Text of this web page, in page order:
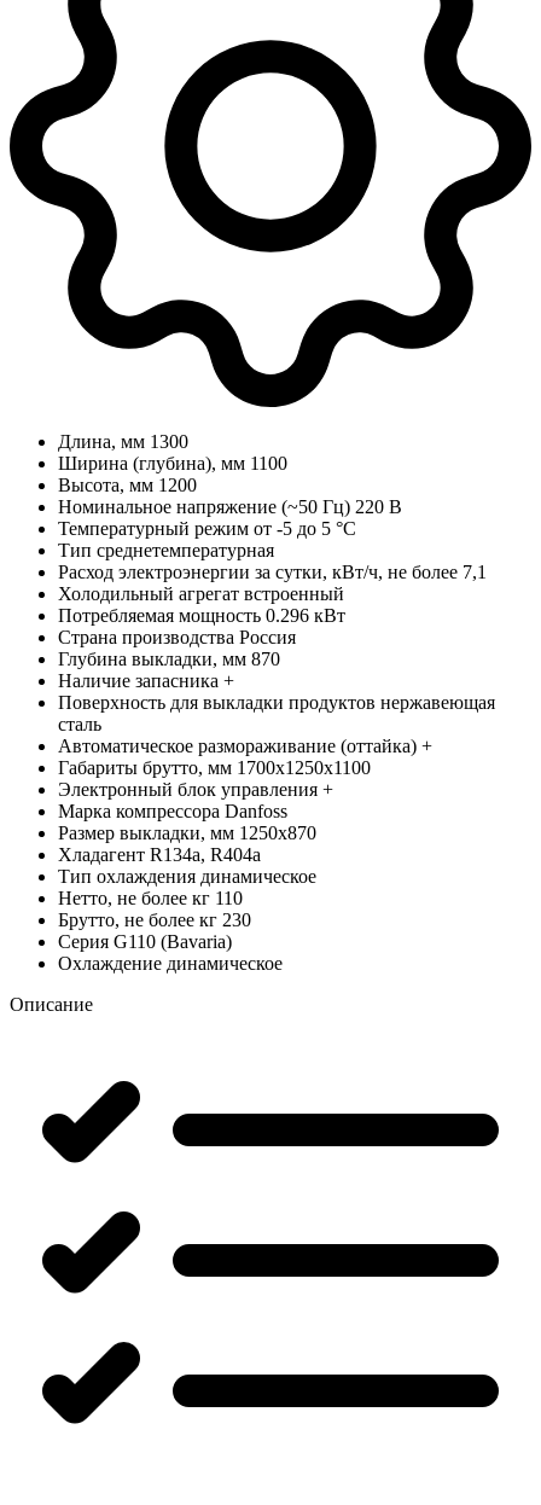
Длина, мм 1300
Ширина (глубина), мм 1100
Высота, мм 1200
Номинальное напряжение (~50 Гц) 220 В
Температурный режим от -5 до 5 °C
Тип среднетемпературная
Расход электроэнергии за сутки, кВт/ч, не более 7,1
Холодильный агрегат встроенный
Потребляемая мощность 0.296 кВт
Страна производства Россия
Глубина выкладки, мм 870
Наличие запасника +
Поверхность для выкладки продуктов нержавеющая
сталь
Автоматическое размораживание (оттайка) +
Габариты брутто, мм 1700х1250х1100
Электронный блок управления +
Марка компрессора Danfoss
Размер выкладки, мм 1250х870
Хладагент R134a, R404a
Тип охлаждения динамическое
Нетто, не более кг 110
Брутто, не более кг 230
Серия G110 (Bavaria)
Охлаждение динамическое
Описание